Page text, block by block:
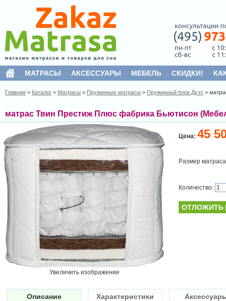
МАТРАСЫ АКСЕССУАРЫ МЕБЕЛЬ СКИДКИ!
Главная > Каталог > Матрасы > Пружинные матрасы > Пружинный блок Дуэт >
матрас Твин Престиж Плюс фабрика Бьютисон
Увеличить изображение
Цена: 45
Размер
Количество:
ОТЛОЖИТЬ
Описание Характеристики